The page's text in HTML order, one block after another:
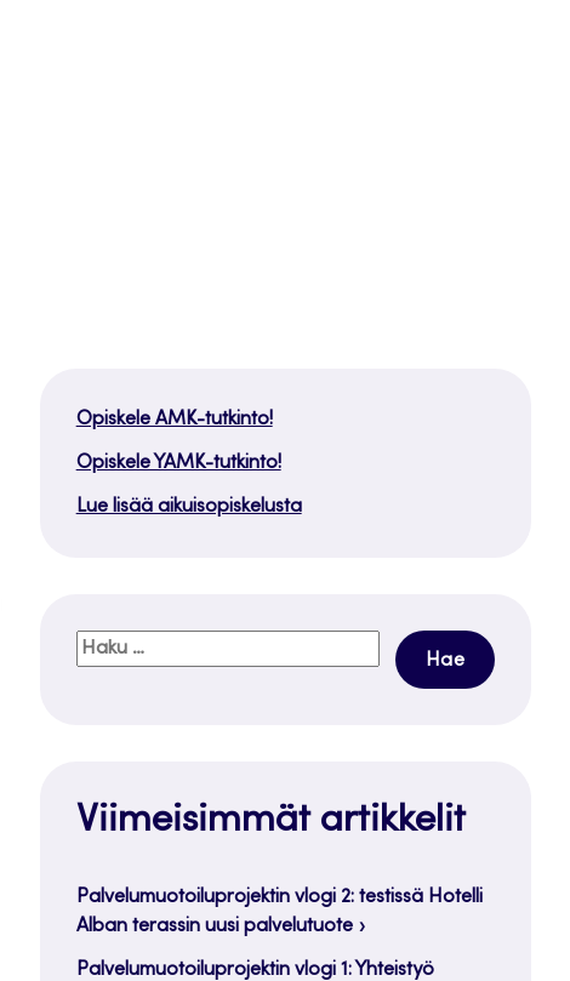
Opiskele AMK-tutkinto!
Opiskele YAMK-tutkinto!
Lue lisää aikuisopiskelusta
Haku:
Viimeisimmät artikkelit
Palvelumuotoiluprojektin vlogi 2: testissä Hotelli
Alban terassin uusi palvelutuote
Palvelumuotoiluprojektin vlogi 1: Yhteistyö